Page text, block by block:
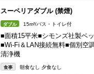
スーペリアダブル (禁煙)
ダブル 15m²/バス・トイレ付
■面積15平米■シモンズ社製ベ
■Wi-Fi＆LAN接続無料■個別空
清浄機
食事 朝食なし 夕食なし